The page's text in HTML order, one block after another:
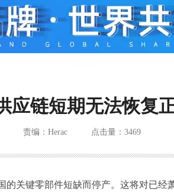
应链短期无法恢复
责编：Herac 点击量：3469
关键零部件短缺而停产。这将对已经